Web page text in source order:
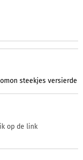
steekjes versierde
op de link